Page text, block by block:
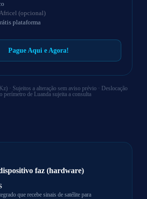
(opcional)
plataforma
Pague Aqui e Agora!
· Sujeitos a alteração sem aviso prévio · Deslocação
perímetro de Luanda sujeita a consulta
faz (hardware)
que recebe sinais de satélite para